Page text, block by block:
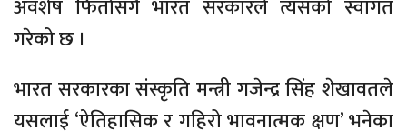
अवशेष फिर्तासँगै भारत सरकारले त्यसको स्वागत
गरेको छ ।
भारत सरकारका संस्कृति मन्त्री गजेन्द्र सिंह शेखावतले
यसलाई ‘ऐतिहासिक र गहिरो भावनात्मक क्षण’ भनेका